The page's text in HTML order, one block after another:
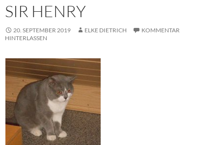
SIR HENRY
20. SEPTEMBER 2019 ELKE DIETRICH
KOMMENTAR
HINTERLASSEN